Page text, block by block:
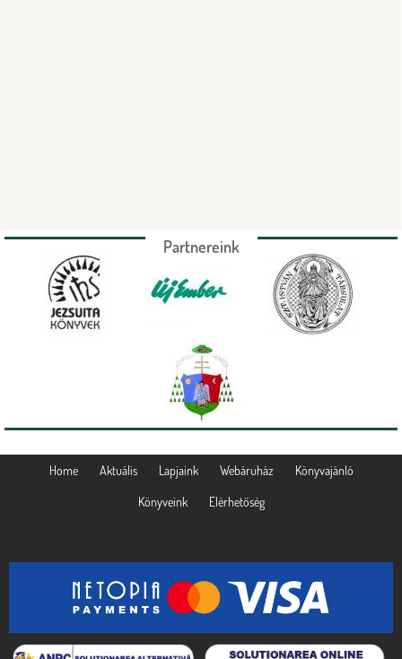
Partnereink
Home Aktuális Lapjaink Webáruház Könyvajánló
Könyveink Elérhetőség